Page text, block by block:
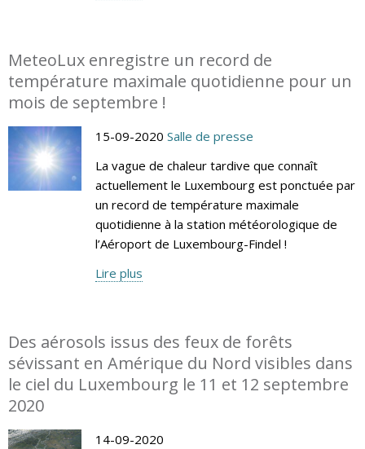
MeteoLux enregistre un record de
température maximale quotidienne pour un
mois de septembre !
15-09-2020 Salle de presse
La vague de chaleur tardive que connaît
actuellement le Luxembourg est ponctuée par
un record de température maximale
quotidienne à la station météorologique de
l’Aéroport de Luxembourg-Findel !
Lire plus
Des aérosols issus des feux de forêts
sévissant en Amérique du Nord visibles dans
le ciel du Luxembourg le 11 et 12 septembre
2020
14-09-2020